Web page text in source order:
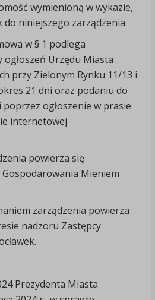
wymienioną w wykazie,
do niniejszego zarządzenia.
w § 1 podlega
Urzędu Miasta
przy Zielonym Rynku 11/13 i
21 dni oraz podaniu do
ogłoszenie w prasie
internetowej
powierza się
Mieniem
zarządzenia powierza
nadzoru Zastępcy
Prezydenta Miasta